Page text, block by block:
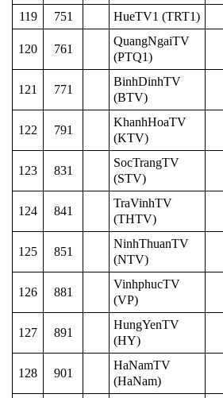
119 751 HueTV1 (TRT1)
120 761
QuangNgaiTV
(PTQ1)
121 771
BinhDinhTV
(BTV)
122 791
KhanhHoaTV
(KTV)
123 831
SocTrangTV
(STV)
124 841
TraVinhTV
(THTV)
125 851
NinhThuanTV
(NTV)
126 881
VinhphucTV
(VP)
127 891
HungYenTV
(HY)
128 901
HaNamTV
(HaNam)